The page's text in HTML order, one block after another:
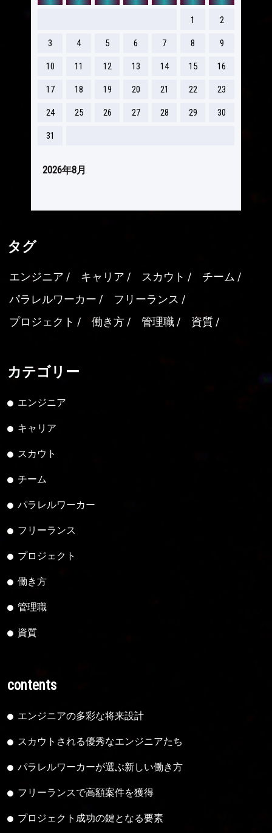
2026年8月
1 2
3 4 5 6 7 8 9
10 11 12 13 14 15 16
17 18 19 20 21 22 23
24 25 26 27 28 29 30
31
タグ
エンジニア キャリア スカウト
チーム
パラレルワーカー
フリーランス
プロジェクト
働き方 管理職 資質
カテゴリー
エンジニア
キャリア
スカウト
チーム
パラレルワーカー
フリーランス
プロジェクト
働き方
管理職
資質
contents
エンジニアの多彩な将来設計
スカウトされる優秀なエンジニアたち
パラレルワーカーが選ぶ新しい働き方
フリーランスで高額案件を獲得
プロジェクト成功の鍵となる要素